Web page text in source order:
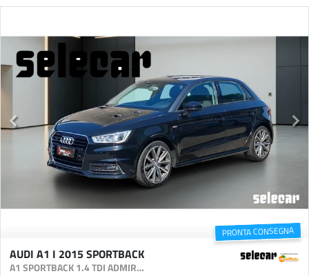
PRONTA CONSEGNA
AUDI A1 I 2015 SPORTBACK
A1 SPORTBACK 1.4 TDI ADMIRED